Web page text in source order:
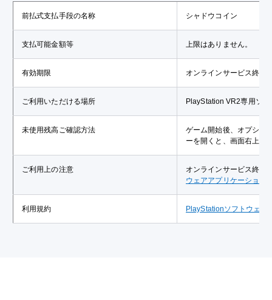
前払式支払手段の名称 シャドウコイン
支払可能金額等 上限はありません。
有効期限 オンラインサービス終了
ご利用いただける場所 PlayStation VR2専用ソ
未使用残高ご確認方法
ゲーム開始後、オプショ
ーを開くと、画面右上部
ご利用上の注意
オンラインサービス終了
ウェアアプリケーション
利用規約 PlayStationソフトウェア